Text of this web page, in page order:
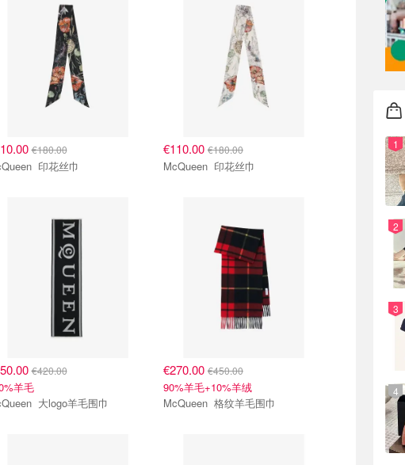
€180.00
McQueen 印花丝巾
€110.00 €180.00
McQueen 印花丝巾
€420.00
羊毛
McQueen 大logo羊毛围巾
€270.00 €450.00
90%羊毛+10%羊绒
McQueen 格纹羊毛围巾